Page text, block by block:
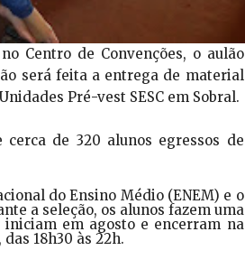
Centro de Convenções, o aulão
será feita a entrega de material
Pré-vest SESC em Sobral.
de 320 alunos egressos de
do Ensino Médio (ENEM) e o
a seleção, os alunos fazem uma
iniciam em agosto e encerram na
18h30 às 22h.